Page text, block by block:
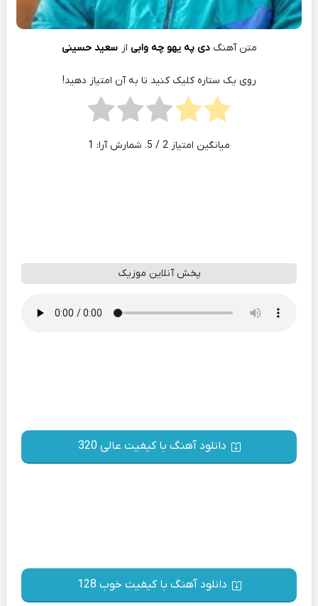
متن آهنگدی په یهو چه وابی از سعید حسینی
روی یک ستاره کلیک کنید تا به آن امتیاز دهید!
میانگین امتیاز 2 / 5. شمارش آرا: 1
پخش آنلاین موزیک
دانلود آهنگ با کیفیت عالی 320
دانلود آهنگ با کیفیت خوب 128